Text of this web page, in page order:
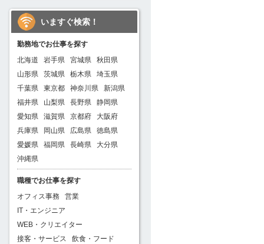
いますぐ検索！
勤務地でお仕事を探す
北海道
岩手県 宮城県
秋田県
山形県
茨城県 栃木県
埼玉県
千葉県
東京都 神奈川県
新潟県
福井県
山梨県 長野県
静岡県
愛知県
滋賀県 京都府
大阪府
兵庫県
岡山県 広島県
徳島県
愛媛県
福岡県 長崎県
大分県
沖縄県
職種でお仕事を探す
オフィス事務
営業
IT・エンジニア
WEB・クリエイター
接客・サービス
飲食・フード